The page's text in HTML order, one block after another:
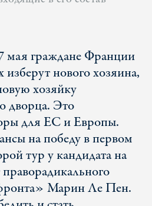
мая граждане Франции
изберут нового хозяина,
хозяйку
дворца. Это
для ЕС и Европы.
на победу в первом
тур у кандидата на
Марин Ле Пен.